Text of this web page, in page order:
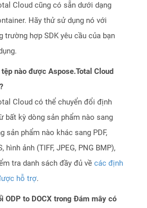
Cloud cũng có sẵn dưới dạng
Hãy thử sử dụng nó với
trường hợp SDK yêu cầu của bạn
nào được Aspose.Total Cloud
Cloud có thể chuyển đổi định
bất kỳ dòng sản phẩm nào sang
sản phẩm nào khác sang PDF,
hình ảnh (TIFF, JPEG, PNG BMP),
tra danh sách đầy đủ về các định
hỗ trợ.
ODP to DOCX trong Đám mây có